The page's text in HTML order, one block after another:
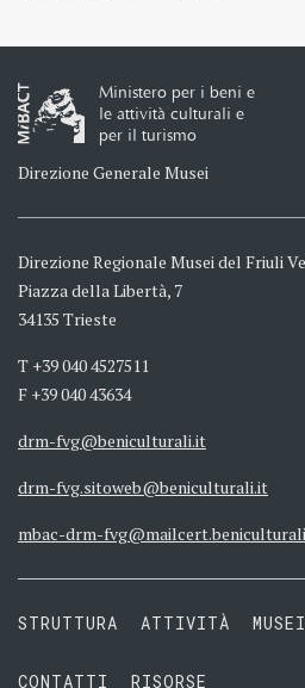
Ministero per i beni e
le attività culturali e
per il turismo
Direzione Generale Musei
Direzione Regionale Musei del Friuli
Piazza della Libertà, 7
34135 Trieste
T +39 040 4527511
F +39 040 43634
drm-fvg@beniculturali.it
drm-fvg.sitoweb@beniculturali.it
mbac-drm-
STRUTTURA ATTIVITÀ MUSEI
CONTATTI RISORSE